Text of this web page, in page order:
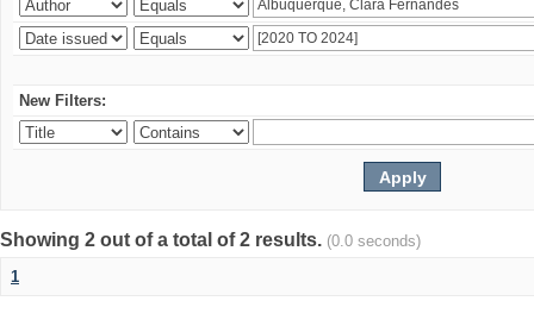
New Filters:
Showing 2 out of a total of 2 results. (0.0 seconds)
1